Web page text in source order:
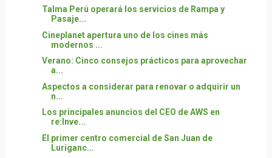
Talma Perú operará los servicios de Rampa y
Pasaje...
Cineplanet apertura uno de los cines más
modernos ...
Verano: Cinco consejos prácticos para aprovechar
a...
Aspectos a considerar para renovar o adquirir un
n...
Los principales anuncios del CEO de AWS en
re:Inve...
El primer centro comercial de San Juan de
Luriganc...